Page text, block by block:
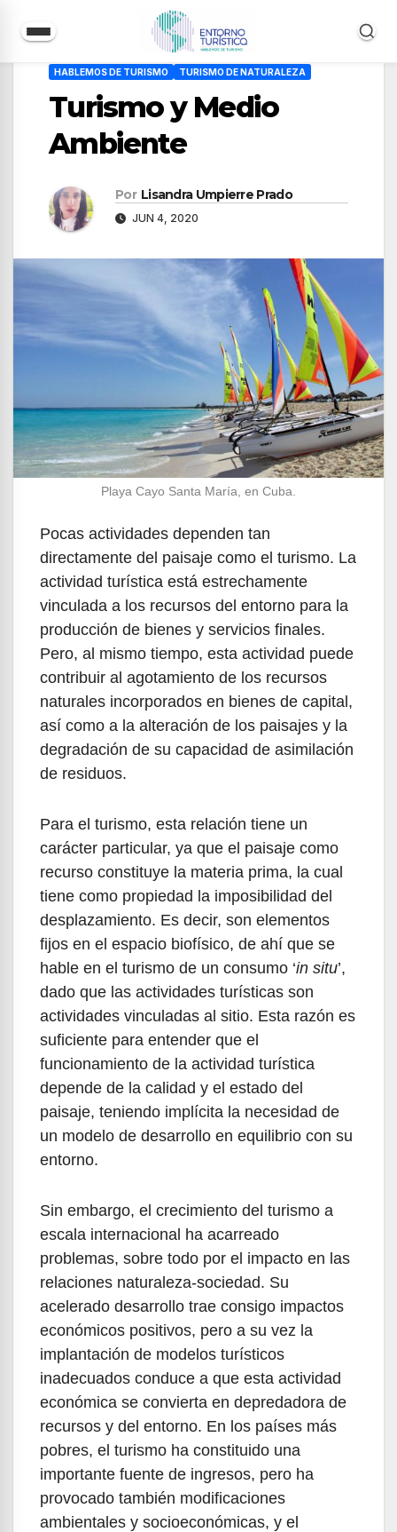
HABLEMOS DE TURISMO TURISMO DE NATURALEZA
Turismo y Medio
Ambiente
Por Lisandra Umpierre Prado
JUN 4, 2020
Playa Cayo Santa María, en Cuba.
Pocas actividades dependen tan
directamente del paisaje como el turismo. La
actividad turística está estrechamente
vinculada a los recursos del entorno para la
producción de bienes y servicios finales.
Pero, al mismo tiempo, esta actividad puede
contribuir al agotamiento de los recursos
naturales incorporados en bienes de capital,
así como a la alteración de los paisajes y la
degradación de su capacidad de asimilación
de residuos.
Para el turismo, esta relación tiene un
carácter particular, ya que el paisaje como
recurso constituye la materia prima, la cual
tiene como propiedad la imposibilidad del
desplazamiento. Es decir, son elementos
fijos en el espacio biofísico, de ahí que se
hable en el turismo de un consumo ‘in situ’,
dado que las actividades turísticas son
actividades vinculadas al sitio. Esta razón es
suficiente para entender que el
funcionamiento de la actividad turística
depende de la calidad y el estado del
paisaje, teniendo implícita la necesidad de
un modelo de desarrollo en equilibrio con su
entorno.
Sin embargo, el crecimiento del turismo a
escala internacional ha acarreado
problemas, sobre todo por el impacto en las
relaciones naturaleza-sociedad. Su
acelerado desarrollo trae consigo impactos
económicos positivos, pero a su vez la
implantación de modelos turísticos
inadecuados conduce a que esta actividad
económica se convierta en depredadora de
recursos y del entorno. En los países más
pobres, el turismo ha constituido una
importante fuente de ingresos, pero ha
provocado también modificaciones
ambientales y socioeconómicas, y el